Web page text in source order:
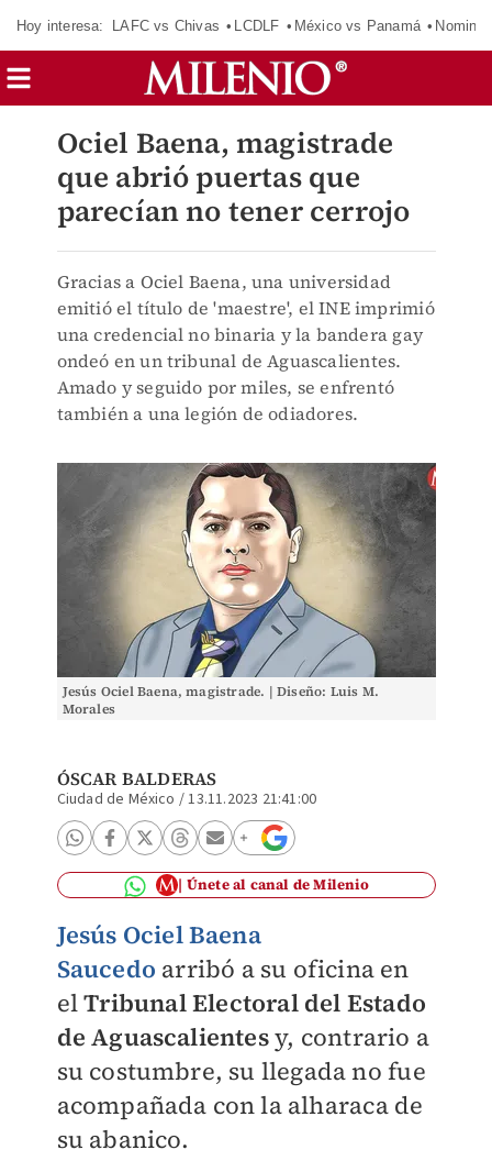
Hoy interesa: LAFC vs Chivas LCDLF México vs Panamá
Ociel Baena, magistrade
que abrió puertas que
parecían no tener cerrojo
Gracias a Ociel Baena, una universidad
emitió el título de 'maestre', el INE imprimió
una credencial no binaria y la bandera gay
ondeó en un tribunal de Aguascalientes.
Amado y seguido por miles, se enfrentó
también a una legión de odiadores.
Jesús Ociel Baena, magistrade. | Diseño: Luis M.
Morales
ÓSCAR BALDERAS
Ciudad de México /13.11.2023 21:41:00
Únete al canal de Milenio
Jesús Ociel Baena
Saucedo arribó a su oficina en
elTribunal Electoral del Estado
de Aguascalientesy, contrario a
su costumbre, su llegada no fue
acompañada con la alharaca de
su abanico.